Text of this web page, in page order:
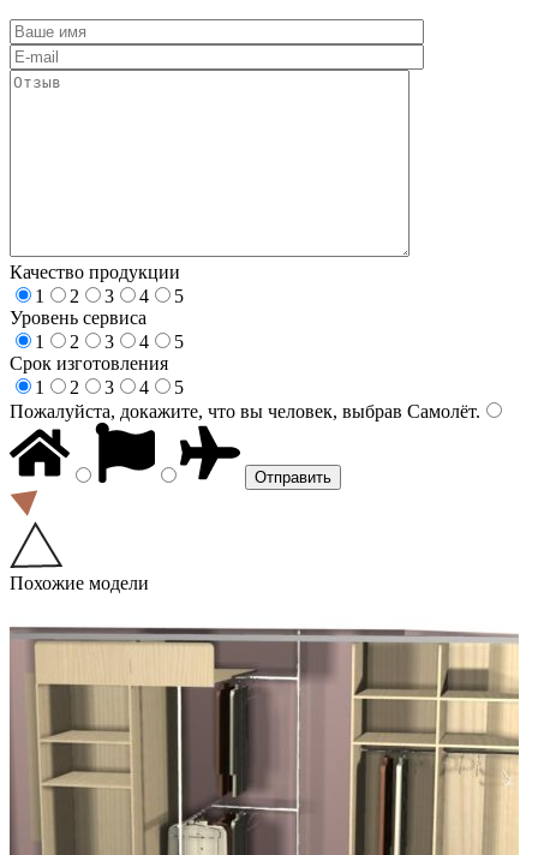
Качество продукции
1
2 3 4
5
Уровень сервиса
1
2 3 4
5
Срок изготовления
1
2 3 4
5
Пожалуйста, докажите, что вы человек, выбрав Самолёт.
Похожие модели